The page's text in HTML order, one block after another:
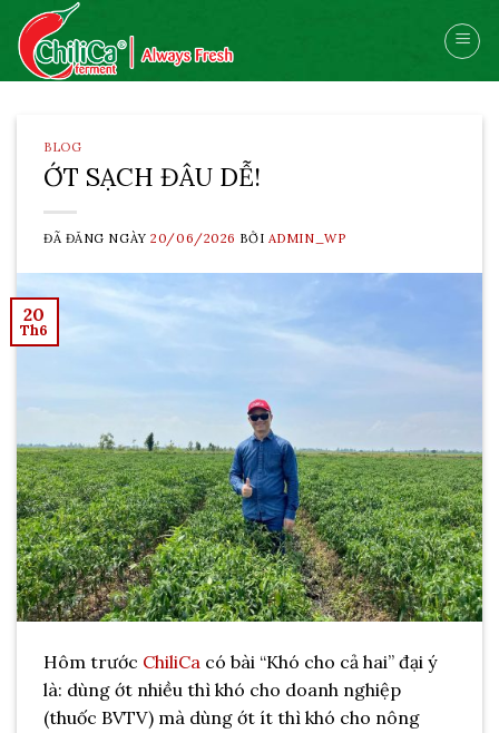
Skip
content
BLOG
ỚT SẠCH ĐÂU DỄ!
ĐÃ ĐĂNG NGÀY20/06/2026 BỞI ADMIN_WP
20
Th6
Hôm trước ChiliCa có bài “Khó cho cả hai” đại ý
là: dùng ớt nhiều thì khó cho doanh nghiệp
(thuốc BVTV) mà dùng ớt ít thì khó cho nông